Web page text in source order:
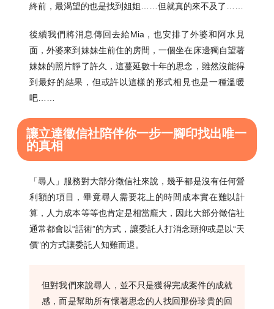
終前，最渴望的也是找到姐姐……但就真的來不及了……
後續我們將消息傳回去給Mia，也安排了外婆和阿水見
面，外婆來到妹妹生前住的房間，一個坐在床邊獨自望著
妹妹的照片靜了許久，這蔓延數十年的思念，雖然沒能得
到最好的結果，但或許以這樣的形式相見也是一種溫暖
吧……
讓立達徵信社陪伴你一步一腳印找出唯一
的真相
「尋人」服務對大部分徵信社來說，幾乎都是沒有任何營
利額的項目，畢竟尋人需要花上的時間成本實在難以計
算，人力成本等等也肯定是相當龐大，因此大部分徵信社
通常都會以“話術”的方式，讓委託人打消念頭抑或是以“天
價”的方式讓委託人知難而退。
但對我們來說尋人，並不只是獲得完成案件的成就
感，而是幫助所有懷著思念的人找回那份珍貴的回